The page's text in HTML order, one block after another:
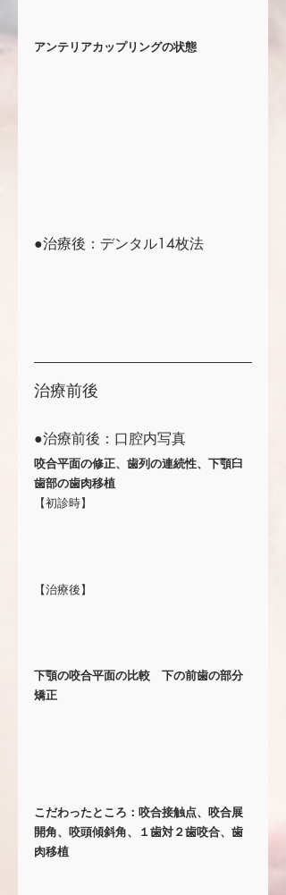
アンテリアカップリングの状態
●治療後：デンタル14枚法
治療前後
●治療前後：口腔内写真
咬合平面の修正、歯列の連続性、下顎臼
歯部の歯肉移植
【初診時】
【治療後】
下顎の咬合平面の比較　下の前歯の部分
矯正
こだわったところ：咬合接触点、咬合展
開角、咬頭傾斜角、１歯対２歯咬合、歯
肉移植